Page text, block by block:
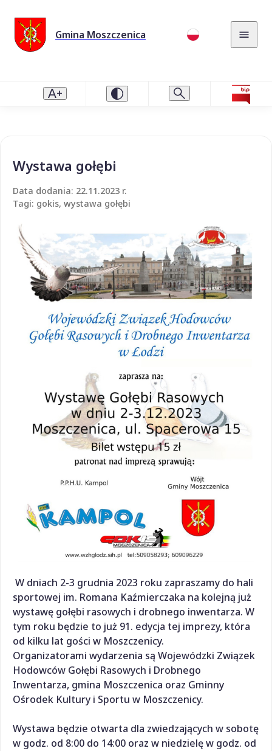
Gmina Moszczenica
Wystawa gołębi
Data dodania: 22.11.2023 r.
Tagi: gokis, wystawa gołębi
W dniach 2-3 grudnia 2023 roku zapraszamy do hali
sportowej im. Romana Kaźmierczaka na kolejną już
wystawę gołębi rasowych i drobnego inwentarza. W
tym roku będzie to już 91. edycja tej imprezy, która
od kilku lat gości w Moszczenicy.
Organizatorami wydarzenia są Wojewódzki Związek
Hodowców Gołębi Rasowych i Drobnego
Inwentarza, gmina Moszczenica oraz Gminny
Ośrodek Kultury i Sportu w Moszczenicy.
Wystawa będzie otwarta dla zwiedzających w sobotę
w godz. od 8:00 do 14:00 oraz w niedzielę w godz. od